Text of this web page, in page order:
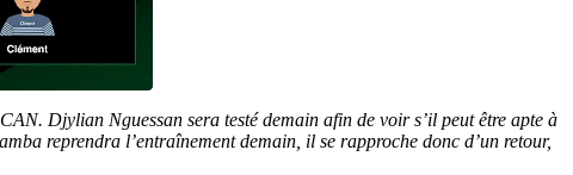
Djylian Nguessan sera testé demain afin de voir s’il peut être apte à
reprendra l’entraînement demain, il se rapproche donc d’un retour,